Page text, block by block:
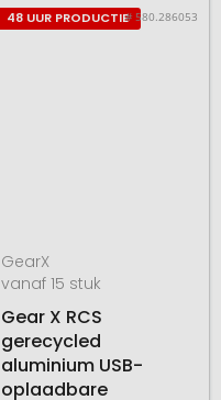
48 UUR PRODUCTIE# 580.286053
GearX
vanaf 15 stuk
Gear X RCS
gerecycled
aluminium USB-
oplaadbare